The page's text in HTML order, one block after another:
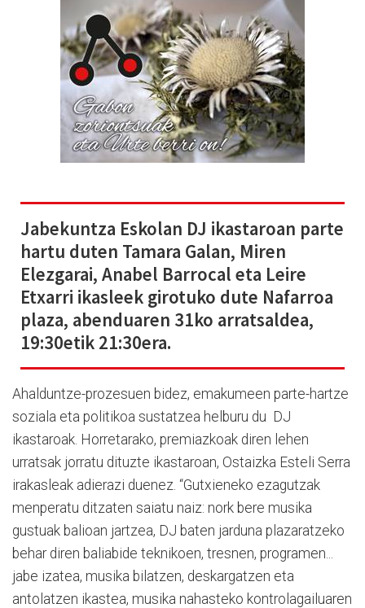
Jabekuntza Eskolan DJ ikastaroan parte
hartu duten Tamara Galan, Miren
Elezgarai, Anabel Barrocal eta Leire
Etxarri ikasleek girotuko dute Nafarroa
plaza, abenduaren 31ko arratsaldea,
19:30etik 21:30era.
Ahalduntze-prozesuen bidez, emakumeen parte-hartze
soziala eta politikoa sustatzea helburu du DJ
ikastaroak. Horretarako, premiazkoak diren lehen
urratsak jorratu dituzte ikastaroan, Ostaizka Esteli Serra
irakasleak adierazi duenez. “Gutxieneko ezagutzak
menperatu ditzaten saiatu naiz: nork bere musika
gustuak balioan jartzea, DJ baten jarduna plazaratzeko
behar diren baliabide teknikoen, tresnen, programen...
jabe izatea, musika bilatzen, deskargatzen eta
antolatzen ikastea, musika nahasteko kontrolagailuaren